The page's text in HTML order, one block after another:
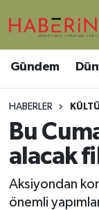
Gündem
HABERLER
Bu
alacak
Aksiyondan
önemli
Asayiş
Bilim ve
Çevre
DIŞ HABER
Dünya
Nöbetçi
Hava
Trafik
Süper Lig
Tüm